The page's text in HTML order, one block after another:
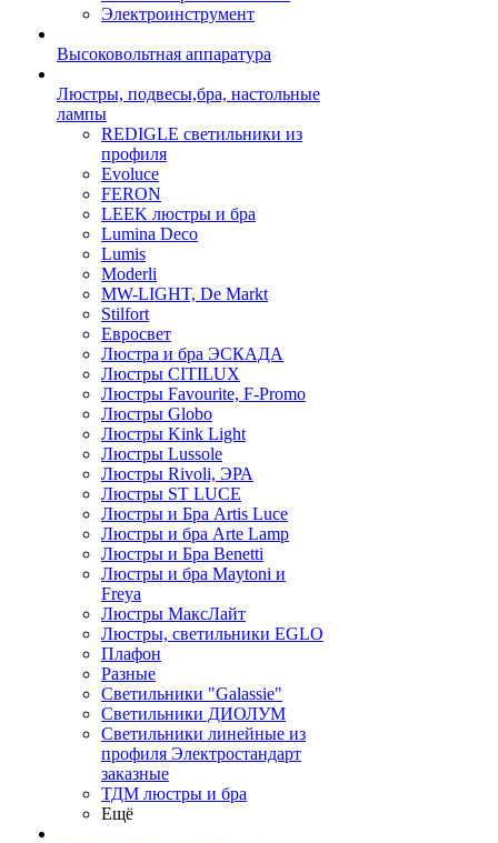
Электроинструмент
Высоковольтная аппаратура
Люстры, подвесы,бра, настольные
лампы
REDIGLE светильники из
профиля
Evoluce
FERON
LEEK люстры и бра
Lumina Deco
Lumis
Moderli
MW-LIGHT, De Markt
Stilfort
Евросвет
Люстра и бра ЭСКАДА
Люстры CITILUX
Люстры Favourite, F-Promo
Люстры Globo
Люстры Kink Light
Люстры Lussole
Люстры Rivoli, ЭРА
Люстры ST LUCE
Люстры и Бра Artis Luce
Люстры и бра Arte Lamp
Люстры и Бра Benetti
Люстры и бра Maytoni и
Freya
Люстры МаксЛайт
Люстры, светильники EGLO
Плафон
Разные
Светильники "Galassie"
Светильники ДИОЛУМ
Светильники линейные из
профиля Электростандарт
заказные
ТДМ люстры и бра
Ещё